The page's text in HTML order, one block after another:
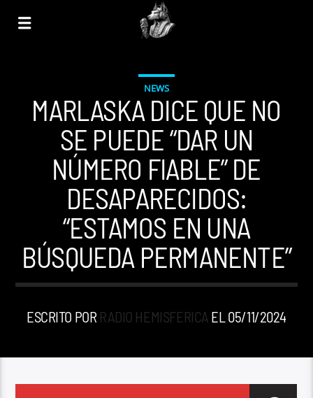
NEWS
MARLASKA DICE QUE NO
SE PUEDE “DAR UN
NÚMERO FIABLE” DE
DESAPARECIDOS:
“ESTAMOS EN UNA
BÚSQUEDA PERMANENTE”
ESCRITO POR RADIO HEMISFERICA EL 05/11/2024